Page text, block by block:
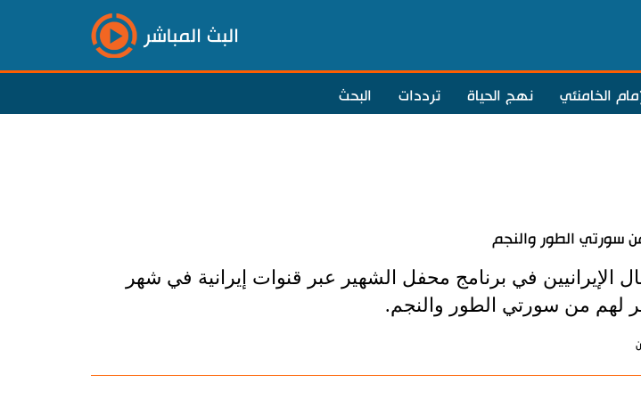
البث المباشر
الخامنئي نهج الحياة ترددات البحث
من سورتي الطور والنجم
الإيرانيين في برنامج محفل الشهير عبر قنوات إيرانية في شهر
لهم من سورتي الطور والنجم.